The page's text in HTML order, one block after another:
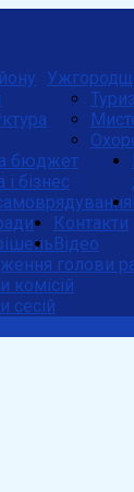
бюджет
і бізнес
голови
комісій
сесій
Контакти
Відео